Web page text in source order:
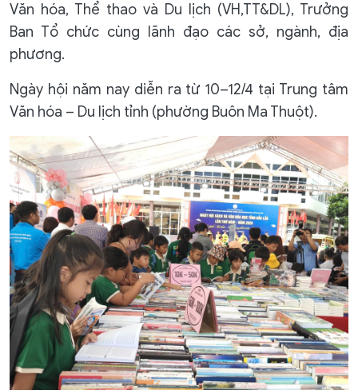
Văn hóa, Thể thao và Du lịch (VH,TT&DL), Trưởng
Ban Tổ chức cùng lãnh đạo các sở, ngành, địa
phương.
Ngày hội năm nay diễn ra từ 10–12/4 tại Trung tâm
Văn hóa – Du lịch tỉnh (phường Buôn Ma Thuột).